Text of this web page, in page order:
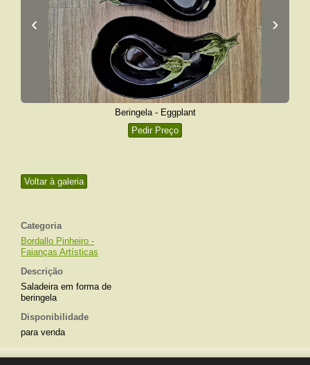
Voltar à galeria
Categoria
Bordallo Pinheiro -
Faianças Artísticas
Descrição
Saladeira em forma de
beringela
Disponibilidade
para venda
‹ ›
Beringela - Eggplant
Pedir Preço